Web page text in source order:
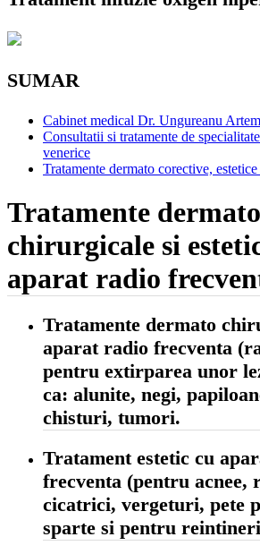
SUMAR
Cabinet medical Dr. Ungureanu
Consultatii si tratamente de
venerice
Tratamente dermato corective,
Tratamente dermato
chirurgicale si
aparat radio
Tratamente dermato
aparat radio frecventa
pentru extirparea unor
ca: alunite, negi,
chisturi, tumori.
Tratament estetic cu
frecventa (pentru acnee,
cicatrici, vergeturi, pete
sparte si pentru